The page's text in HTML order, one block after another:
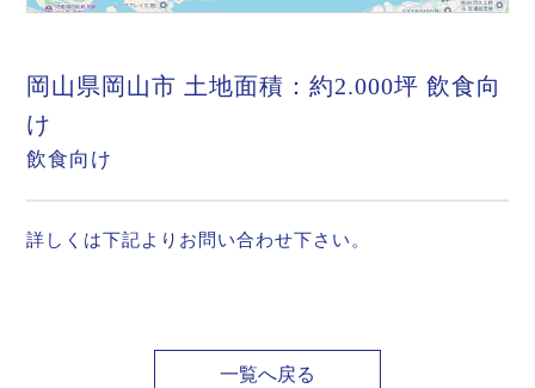
岡山県岡山市 土地面積：約2.000坪 飲食向
け
飲食向け
詳しくは下記よりお問い合わせ下さい。
一覧へ戻る